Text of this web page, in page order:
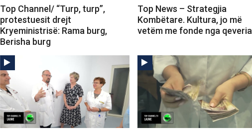
Top Channel/ “Turp, turp”,
protestuesit drejt
Kryeministrisë: Rama burg,
Berisha burg
Top News – Strategjia
Kombëtare. Kultura, jo më
vetëm me fonde nga qeveria